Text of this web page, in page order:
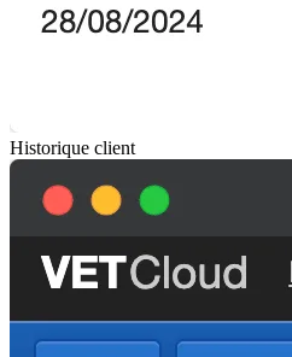
Historique client